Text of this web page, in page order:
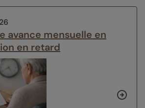
avance mensuelle en
en retard